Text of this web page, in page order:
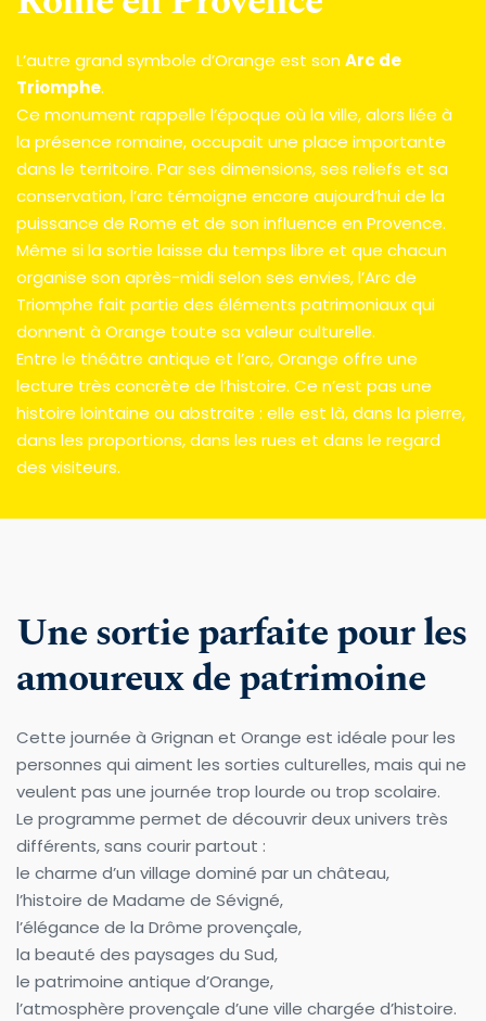
L’autre grand symbole d’Orange est son Arc de
Triomphe.
Ce monument rappelle l’époque où la ville, alors liée à
la présence romaine, occupait une place importante
dans le territoire. Par ses dimensions, ses reliefs et sa
conservation, l’arc témoigne encore aujourd’hui de la
puissance de Rome et de son influence en Provence.
Même si la sortie laisse du temps libre et que chacun
organise son après-midi selon ses envies, l’Arc de
Triomphe fait partie des éléments patrimoniaux qui
donnent à Orange toute sa valeur culturelle.
Entre le théâtre antique et l’arc, Orange offre une
lecture très concrète de l’histoire. Ce n’est pas une
histoire lointaine ou abstraite : elle est là, dans la pierre,
dans les proportions, dans les rues et dans le regard
des visiteurs.
Une sortie parfaite pour les
amoureux de patrimoine
Cette journée à Grignan et Orange est idéale pour les
personnes qui aiment les sorties culturelles, mais qui ne
veulent pas une journée trop lourde ou trop scolaire.
Le programme permet de découvrir deux univers très
différents, sans courir partout :
le charme d’un village dominé par un château,
l’histoire de Madame de Sévigné,
l’élégance de la Drôme provençale,
la beauté des paysages du Sud,
le patrimoine antique d’Orange,
l’atmosphère provençale d’une ville chargée d’histoire.